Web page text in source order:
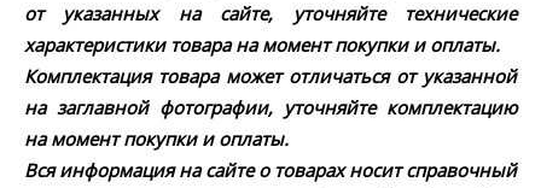
от указанных на сайте, уточняйте технические
характеристики товара на момент покупки и оплаты.
Комплектация товара может отличаться от указанной
на заглавной фотографии, уточняйте комплектацию
на момент покупки и оплаты.
Вся информация на сайте о товарах носит справочный